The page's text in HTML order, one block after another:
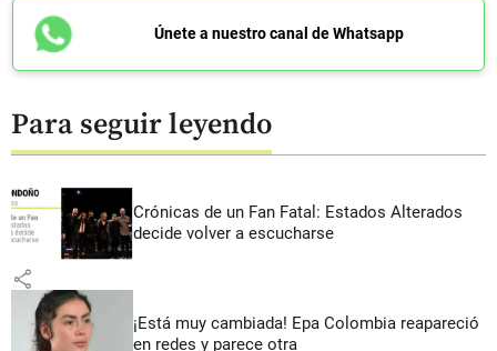
Únete a nuestro canal de Whatsapp
Para seguir leyendo
Crónicas de un Fan Fatal: Estados Alterados
decide volver a escucharse
share
¡Está muy cambiada! Epa Colombia reapareció
en redes y parece otra